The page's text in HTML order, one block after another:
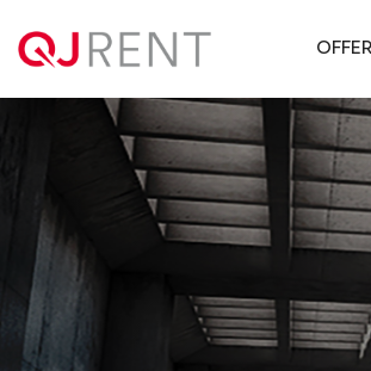
QJ Rent Offerte noleggio lungo termine